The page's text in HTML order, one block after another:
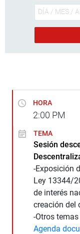
HORA
2:00 PM
TEMA
Sesión
-Exposición
Ley 13344/
de interés
creación del
-Otros
Agenda